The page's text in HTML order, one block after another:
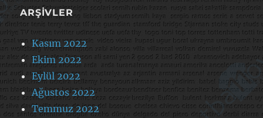
ARŞIVLER
Kasım 2022
Ekim 2022
Eylül 2022
Ağustos 2022
Temmuz 2022